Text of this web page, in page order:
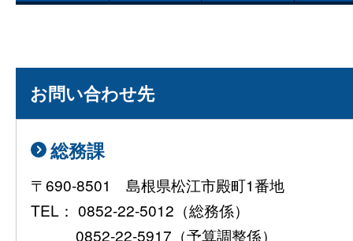
お問い合わせ先
総務課
〒690-8501 島根県松江市殿町1番地
TEL： 0852-22-5012（総務係）
0852-22-5917（予算調整係）